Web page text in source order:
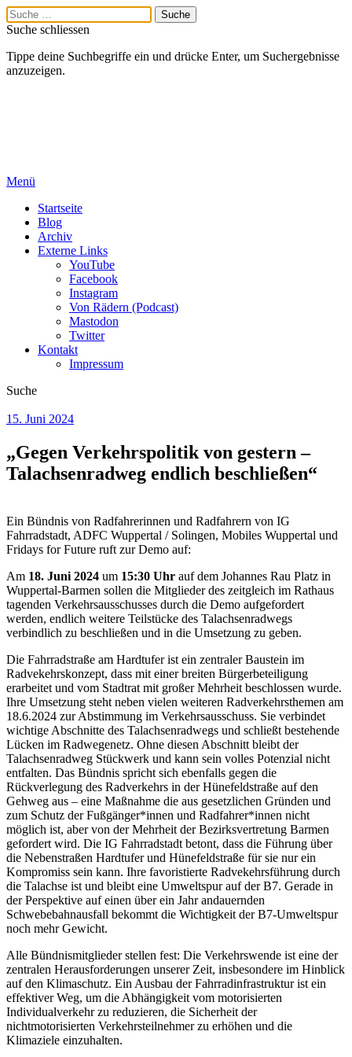
Suche schliessen
Tippe deine Suchbegriffe ein und drücke Enter, um Suchergebnisse
anzuzeigen.
Menü
Startseite
Blog
Archiv
Externe Links
YouTube
Facebook
Instagram
Von Rädern (Podcast)
Mastodon
Twitter
Kontakt
Impressum
Suche
15. Juni 2024
„Gegen Verkehrspolitik von gestern –
Talachsenradweg endlich beschließen“
Ein Bündnis von Radfahrerinnen und Radfahrern von IG
Fahrradstadt, ADFC Wuppertal / Solingen, Mobiles Wuppertal und
Fridays for Future ruft zur Demo auf:
Am 18. Juni 2024 um 15:30 Uhr auf dem Johannes Rau Platz in
Wuppertal-Barmen sollen die Mitglieder des zeitgleich im Rathaus
tagenden Verkehrsausschusses durch die Demo aufgefordert
werden, endlich weitere Teilstücke des Talachsenradwegs
verbindlich zu beschließen und in die Umsetzung zu geben.
Die Fahrradstraße am Hardtufer ist ein zentraler Baustein im
Radvekehrskonzept, dass mit einer breiten Bürgerbeteiligung
erarbeitet und vom Stadtrat mit großer Mehrheit beschlossen wurde.
Ihre Umsetzung steht neben vielen weiteren Radverkehrsthemen am
18.6.2024 zur Abstimmung im Verkehrsausschuss. Sie verbindet
wichtige Abschnitte des Talachsenradwegs und schließt bestehende
Lücken im Radwegenetz. Ohne diesen Abschnitt bleibt der
Talachsenradweg Stückwerk und kann sein volles Potenzial nicht
entfalten. Das Bündnis spricht sich ebenfalls gegen die
Rückverlegung des Radverkehrs in der Hünefeldstraße auf den
Gehweg aus – eine Maßnahme die aus gesetzlichen Gründen und
zum Schutz der Fußgänger*innen und Radfahrer*innen nicht
möglich ist, aber von der Mehrheit der Bezirksvertretung Barmen
gefordert wird. Die IG Fahrradstadt betont, dass die Führung über
die Nebenstraßen Hardtufer und Hünefeldstraße für sie nur ein
Kompromiss sein kann. Ihre favoristierte Radvekehrsführung durch
die Talachse ist und bleibt eine Umweltspur auf der B7. Gerade in
der Perspektive auf einen über ein Jahr andauernden
Schwebebahnausfall bekommt die Wichtigkeit der B7-Umweltspur
noch mehr Gewicht.
Alle Bündnismitglieder stellen fest: Die Verkehrswende ist eine der
zentralen Herausforderungen unserer Zeit, insbesondere im Hinblick
auf den Klimaschutz. Ein Ausbau der Fahrradinfrastruktur ist ein
effektiver Weg, um die Abhängigkeit vom motorisierten
Individualverkehr zu reduzieren, die Sicherheit der
nichtmotorisierten Verkehrsteilnehmer zu erhöhen und die
Klimaziele einzuhalten.